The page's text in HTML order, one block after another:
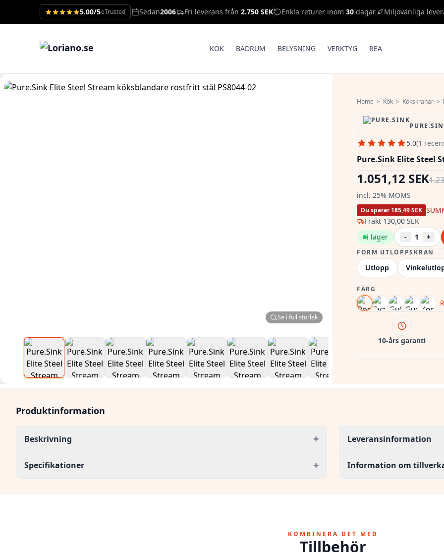
5.00/5eTrusted Sedan2006 Fri leverans från 2.750 SEK Enkla returer inom 30 dagar Miljövänliga
KÖK BADRUM BELYSNING VERKTYG REA
Se i full storlek
Home > Kök > Kökskranar >
5.0(1
Pure.Sink Elite Steel
1.051,12 SEK
incl. 25% MOMS
Du sparar 185,49 SEK
Frakt 130,00 SEK
i lager
- 1 +
FORM UTLOPPSKRAN
Utlopp
FÄRG
10-års garanti
Produktinformation
Beskrivning +
Specifikationer +
Leveransinformation
Information om
KOMBINERA DET MED
Tillbehör